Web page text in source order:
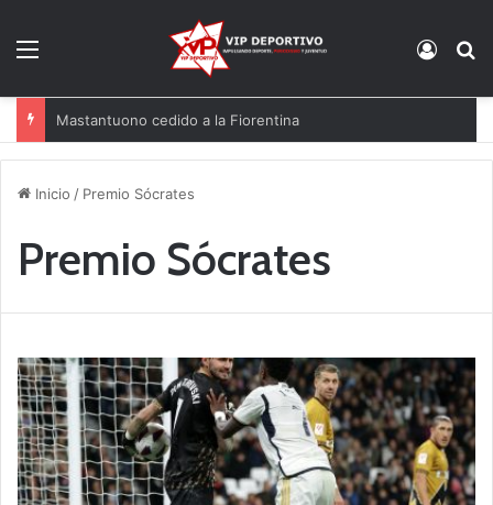
Mastantuono cedido a la Fiorentina
Inicio / Premio Sócrates
Premio Sócrates